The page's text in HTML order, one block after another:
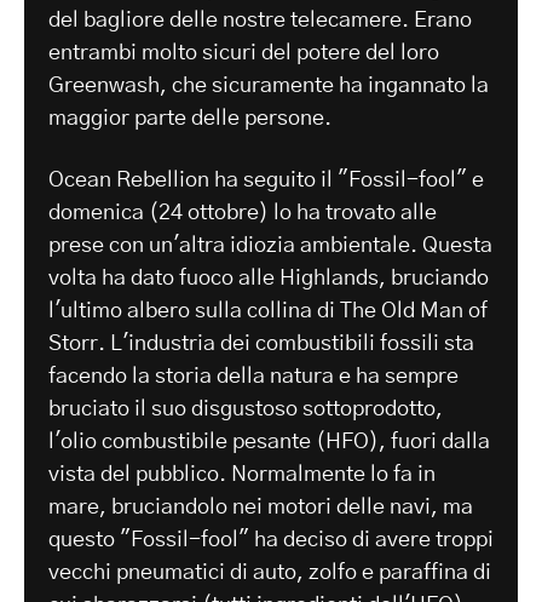
del bagliore delle nostre telecamere. Erano
entrambi molto sicuri del potere del loro
Greenwash, che sicuramente ha ingannato la
maggior parte delle persone.
Ocean Rebellion ha seguito il "Fossil-fool" e
domenica (24 ottobre) lo ha trovato alle
prese con un'altra idiozia ambientale. Questa
volta ha dato fuoco alle Highlands, bruciando
l'ultimo albero sulla collina di The Old Man of
Storr. L'industria dei combustibili fossili sta
facendo la storia della natura e ha sempre
bruciato il suo disgustoso sottoprodotto,
l'olio combustibile pesante (HFO), fuori dalla
vista del pubblico. Normalmente lo fa in
mare, bruciandolo nei motori delle navi, ma
questo "Fossil-fool" ha deciso di avere troppi
vecchi pneumatici di auto, zolfo e paraffina di